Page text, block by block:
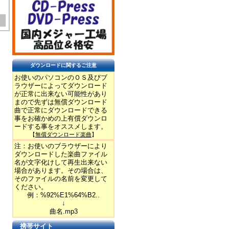
ダウンロードに関するご注意
お使いのパソコンのＯＳ及びブ
ラウザーによってダウンロード
が正常に出来ない可能性があり
まので先ずは無償ダウンロード
曲で正常にダウンロードできる
事をお確かめの上有償ダウンロ
ードする事をオススメします。
【無償ダウンロード楽曲】
注：お使いのブラウザーにより
ダウンロードした楽曲ファイル
名が文字化けして再生出来ない
場合があります。その場合は、
そのファイルの名前を変更して
ください。
例：%92%E1%64%B2..
↓
曲名.mp3
携帯サイト